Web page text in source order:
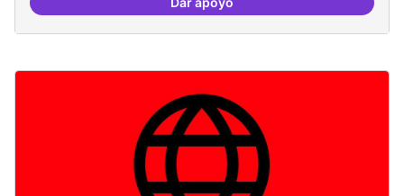
Bar obert, que sigui punt de